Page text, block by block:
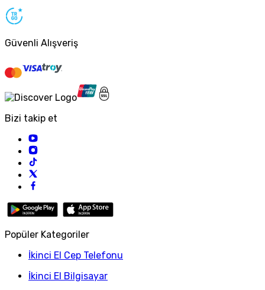
Güvenli Alışveriş
Bizi takip et
Popüler Kategoriler
İkinci El Cep Telefonu
İkinci El Bilgisayar